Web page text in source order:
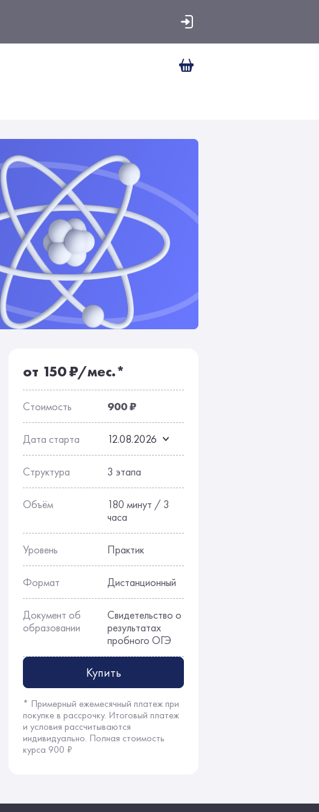
Вопросы Отзывы
от 150 ₽/мес.*
Стоимость 900 ₽
Дата старта 12.08.2026
Структура 3 этапа
Объём
180 минут / 3
часа
Уровень Практик
Формат Дистанционный
Документ об
образовании
Свидетельство о
результатах
пробного ОГЭ
Купить
* Примерный ежемесячный платеж при
покупке в рассрочку. Итоговый платеж
и условия рассчитываются
индивидуально. Полная стоимость
курса 900 ₽